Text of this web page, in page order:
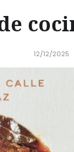
12/12/2025